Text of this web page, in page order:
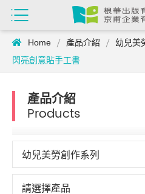
Home 產品介紹
幼兒美
閃亮創意貼手工書
產品介紹
Products
幼兒美勞創作系列
請選擇產品